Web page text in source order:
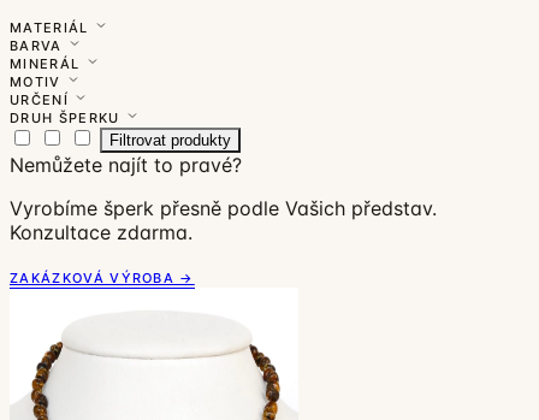
MATERIÁL
BARVA
MINERÁL
MOTIV
URČENÍ
DRUH ŠPERKU
Filtrovat produkty
Nemůžete najít to pravé?
Vyrobíme šperk přesně podle Vašich představ.
Konzultace zdarma.
ZAKÁZKOVÁ VÝROBA →